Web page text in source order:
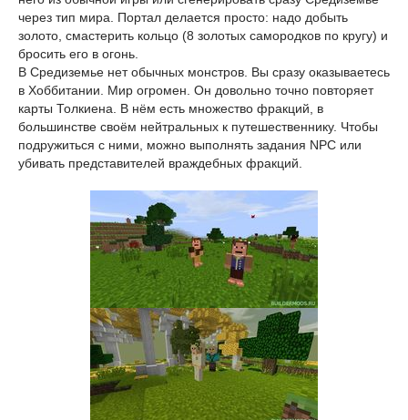
через тип мира. Портал делается просто: надо добыть
золото, смастерить кольцо (8 золотых самородков по кругу) и
бросить его в огонь.
В Средиземье нет обычных монстров. Вы сразу оказываетесь
в Хоббитании. Мир огромен. Он довольно точно повторяет
карты Толкиена. В нём есть множество фракций, в
большинстве своём нейтральных к путешественнику. Чтобы
подружиться с ними, можно выполнять задания NPC или
убивать представителей враждебных фракций.